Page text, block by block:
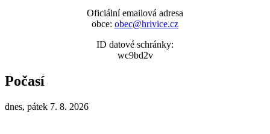
Oficiální emailová adresa
obce: obec@hrivice.cz
ID datové schránky:
wc9bd2v
Počasí
dnes, pátek 7. 8. 2026